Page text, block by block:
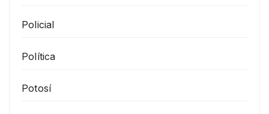
Policial
Política
Potosí